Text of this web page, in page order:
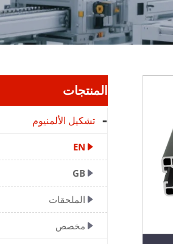
المنتجات
تشكيل الألمنيوم
EN
GB
الملحقات
مخصص